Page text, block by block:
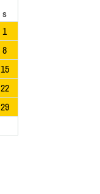
s
1
8
15
22
29